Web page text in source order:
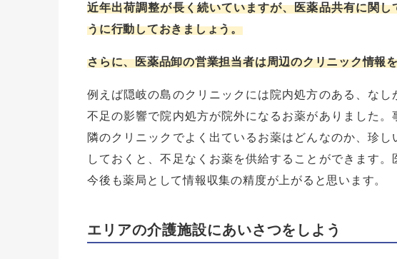
近年出荷調整が長く続いていますが、医薬品共有に関
うに行動しておきましょう。
さらに、医薬品卸の営業担当者は周辺のクリニック情報
例えば隠岐の島のクリニックには院内処方のある、な
不足の影響で院内処方が院外になるお薬がありました
隣のクリニックでよく出ているお薬はどんなのか、珍
しておくと、不足なくお薬を供給することができます
今後も薬局として情報収集の精度が上がると思います。
エリアの介護施設にあいさつをしよう